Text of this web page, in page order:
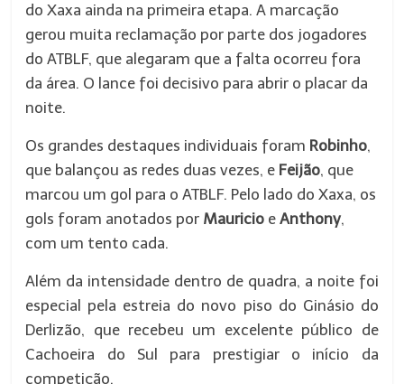
do Xaxa ainda na primeira etapa. A marcação
gerou muita reclamação por parte dos jogadores
do ATBLF, que alegaram que a falta ocorreu fora
da área. O lance foi decisivo para abrir o placar da
noite.
Os grandes destaques individuais foram Robinho,
que balançou as redes duas vezes, e Feijão, que
marcou um gol para o ATBLF. Pelo lado do Xaxa, os
gols foram anotados por Mauricio eAnthony,
com um tento cada.
Além da intensidade dentro de quadra, a noite foi
especial pela estreia do novo piso do Ginásio do
Derlizão, que recebeu um excelente público de
Cachoeira do Sul para prestigiar o início da
competição.